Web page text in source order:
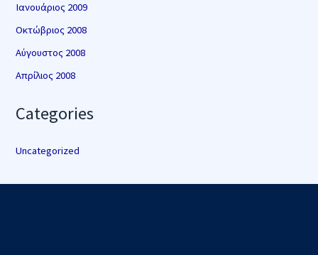
Ιανουάριος 2009
Οκτώβριος 2008
Αύγουστος 2008
Απρίλιος 2008
Categories
Uncategorized